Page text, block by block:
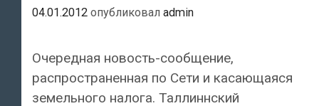
04.01.2012 опубликовал admin
Очередная новость-сообщение,
распространенная по Сети и касающаяся
земельного налога. Таллиннский